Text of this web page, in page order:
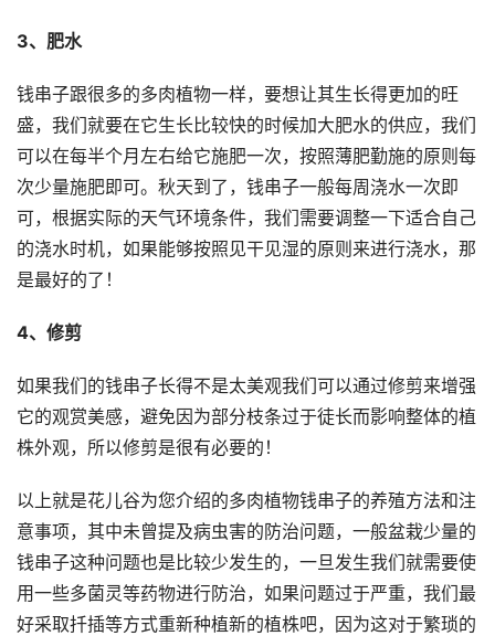
3、肥水
钱串子跟很多的多肉植物一样，要想让其生长得更加的旺
盛，我们就要在它生长比较快的时候加大肥水的供应，我们
可以在每半个月左右给它施肥一次，按照薄肥勤施的原则每
次少量施肥即可。秋天到了，钱串子一般每周浇水一次即
可，根据实际的天气环境条件，我们需要调整一下适合自己
的浇水时机，如果能够按照见干见湿的原则来进行浇水，那
是最好的了！
4、修剪
如果我们的钱串子长得不是太美观我们可以通过修剪来增强
它的观赏美感，避免因为部分枝条过于徒长而影响整体的植
株外观，所以修剪是很有必要的！
以上就是花儿谷为您介绍的多肉植物钱串子的养殖方法和注
意事项，其中未曾提及病虫害的防治问题，一般盆栽少量的
钱串子这种问题也是比较少发生的，一旦发生我们就需要使
用一些多菌灵等药物进行防治，如果问题过于严重，我们最
好采取扦插等方式重新种植新的植株吧，因为这对于繁琐的